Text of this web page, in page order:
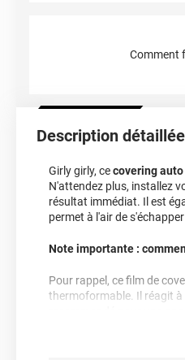
Comment
Description détaillée
Girly girly, cecovering
N'attendez plus, installez
résultat immédiat. Il est
permet à l'air de
Note importante :
Pour rappel, ce film de
thermoformable. Il réagit à
courbées. De ce fait, il est
,